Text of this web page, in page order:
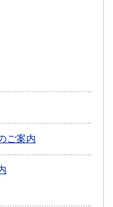
ご案内